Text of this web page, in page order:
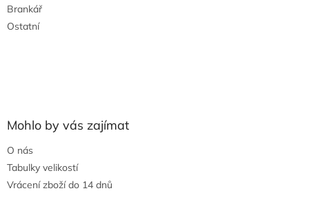
Brankář
Ostatní
Mohlo by vás zajímat
O nás
Tabulky velikostí
Vrácení zboží do 14 dnů